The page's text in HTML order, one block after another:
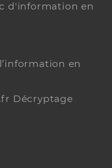
d'information en
en
Décryptage